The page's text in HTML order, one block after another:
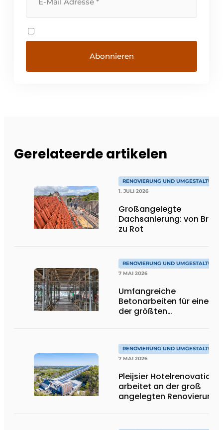
Gerelateerde artikelen
RENOVIERUNG UND UMGESTALTUNG
1. JULI 2026
Großangelegte
Dachsanierung: von
zu Rot
RENOVIERUNG UND UMGESTALTUNG
7 MAI 2026
Umfangreiche
Betonarbeiten für eines
der größten
RENOVIERUNG UND UMGESTALTUNG
7 MAI 2026
Pleijsier Hotelrenovation
arbeitet an der groß
angelegten Renovierung